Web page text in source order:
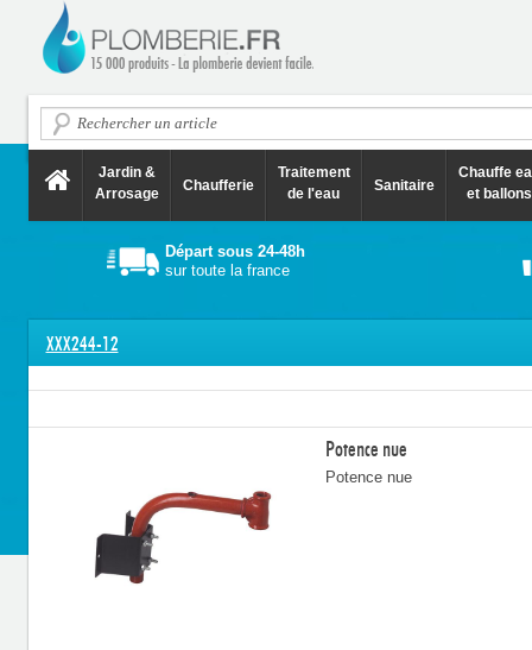
Jardin &
Arrosage
Chaufferie
Traitement
de l'eau
Sanitaire
Chauffe
et ballons
Départ sous 24-48h
sur toute la france
XXX244-12
Potence nue
Potence nue